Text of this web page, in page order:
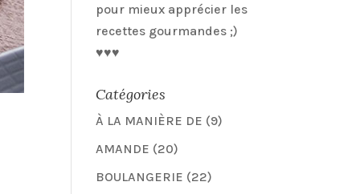
pour mieux apprécier les
recettes gourmandes ;)
♥♥♥
Catégories
À LA MANIÈRE DE (9)
AMANDE (20)
BOULANGERIE (22)